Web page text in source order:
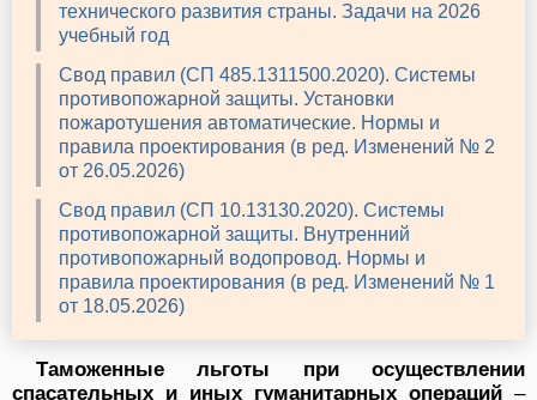
технического развития страны. Задачи на 2026
учебный год
Свод правил (СП 485.1311500.2020). Системы
противопожарной защиты. Установки
пожаротушения автоматические. Нормы и
правила проектирования (в ред. Изменений № 2
от 26.05.2026)
Свод правил (СП 10.13130.2020). Системы
противопожарной защиты. Внутренний
противопожарный водопровод. Нормы и
правила проектирования (в ред. Изменений № 1
от 18.05.2026)
Таможенные льготы при осуществлении
спасательных и иных гуманитарных операций –